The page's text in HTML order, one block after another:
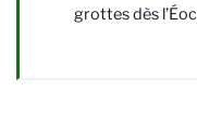
grottes dès